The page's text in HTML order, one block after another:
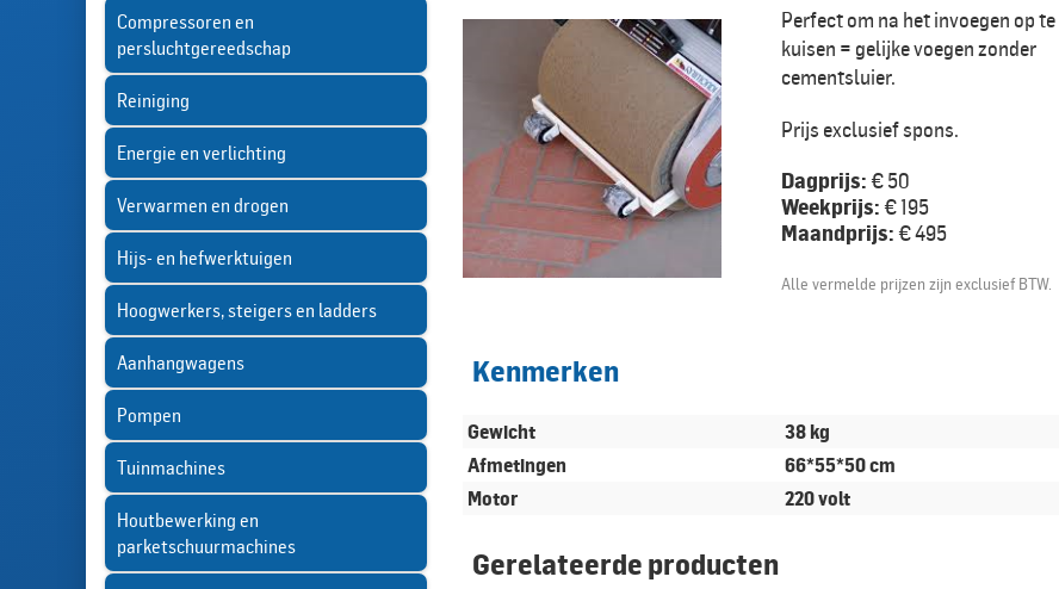
Compressoren en
persluchtgereedschap
Reiniging
Energie en verlichting
Verwarmen en drogen
Hijs- en hefwerktuigen
Hoogwerkers, steigers en ladders
Aanhangwagens
Pompen
Tuinmachines
Houtbewerking en
parketschuurmachines
Perfect om na het invoegen op te
kuisen = gelijke voegen zonder
cementsluier.
Prijs exclusief spons.
Dagprijs: € 50
Weekprijs: € 195
Maandprijs: € 495
Alle vermelde prijzen zijn exclusief BTW.
Kenmerken
Gewicht
38 kg
Afmetingen
66*55*50 cm
Motor
220 volt
Gerelateerde producten